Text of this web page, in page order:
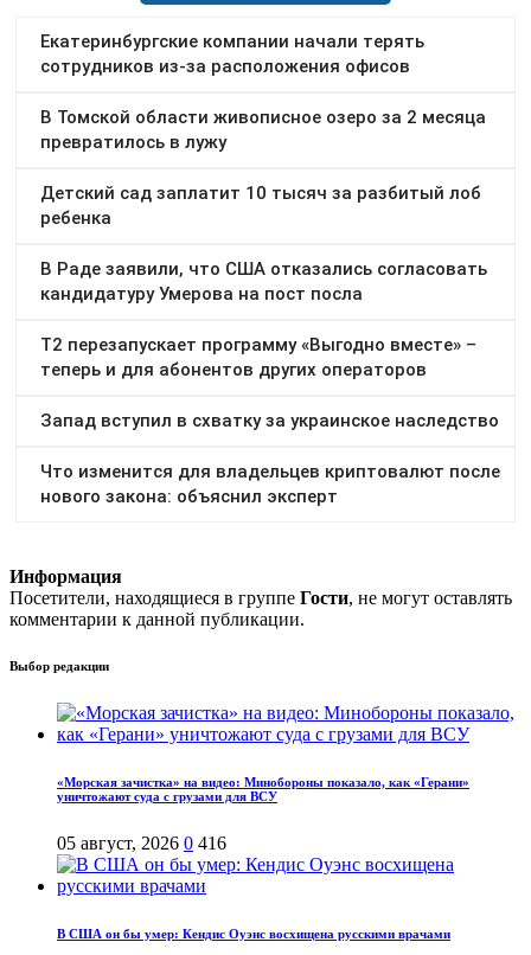
Информация
Посетители, находящиеся в группе Гости, не могут оставлять
комментарии к данной публикации.
Выбор редакции
«Морская зачистка» на видео: Минобороны показало, как «Герани»
уничтожают суда с грузами для ВСУ
05 август, 2026 0 416
В США он бы умер: Кендис Оуэнс восхищена русскими врачами